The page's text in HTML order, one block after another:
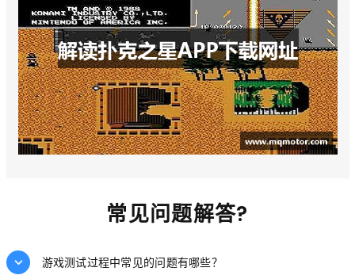
常见问题解答?
游戏测试过程中常见的问题有哪些？